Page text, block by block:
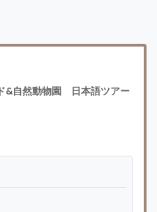
&自然動物園 日本語ツアー